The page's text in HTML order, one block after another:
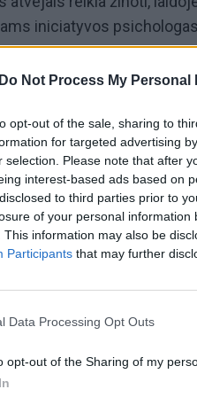
Do Not Process My Personal
opt-out of the sale, sharing to
for targeted advertising
selection. Please note that after
interest-based ads based on
to third parties prior to
of your personal information
This information may also be
Participants that may further
Data Processing Opt Outs
opt-out of the Sharing of my
iniciatyvos
į vaikų globos poreikį ir
namuose vis dar
tikslas – paneigti mitus,
teikiamą naudą.
. Jūsų kelias į vaikų
globa Vaikas